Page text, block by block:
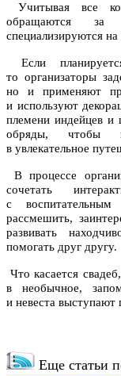
Учитывая все
обращаются за
специализируются
Если
то организаторы
но и применяют
и используют
племени индейцев и
обряды, чтобы
в увлекательное
В процессе
сочетать
с
рассмешить,
развивать
помогать друг другу.
Что касается
в необычное,
и невеста выступают
Еще статьи